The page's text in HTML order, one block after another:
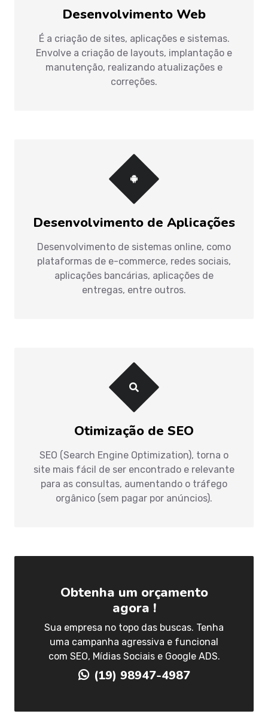
Desenvolvimento Web
É a criação de sites, aplicações e sistemas.
Envolve a criação de layouts, implantação e
manutenção, realizando atualizações e
correções.
Desenvolvimento de Aplicações
Desenvolvimento de sistemas online, como
plataformas de e-commerce, redes sociais,
aplicações bancárias, aplicações de
entregas, entre outros.
Otimização de SEO
SEO (Search Engine Optimization), torna o
site mais fácil de ser encontrado e relevante
para as consultas, aumentando o tráfego
orgânico (sem pagar por anúncios).
Obtenha um orçamento
agora !
Sua empresa no topo das buscas. Tenha
uma campanha agressiva e funcional
com SEO, Mídias Sociais e Google ADS.
(19) 98947-4987